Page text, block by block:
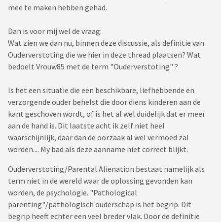
mee te maken hebben gehad.
Dan is voor mij wel de vraag:
Wat zien we dan nu, binnen deze discussie, als definitie van
Ouderverstoting die we hier in deze thread plaatsen? Wat
bedoelt Vrouw85 met de term "Ouderverstoting" ?
Is het een situatie die een beschikbare, liefhebbende en
verzorgende ouder behelst die door diens kinderen aan de
kant geschoven wordt, of is het al wel duidelijk dat er meer
aan de hand is. Dit laatste acht ik zelf niet heel
waarschijnlijk, daar dan de oorzaak al wel vermoed zal
worden.... My bad als deze aanname niet correct blijkt.
Ouderverstoting/Parental Alienation bestaat namelijk als
term niet in de wereld waar de oplossing gevonden kan
worden, de psychologie. "Pathological
parenting"/pathologisch ouderschap is het begrip. Dit
begrip heeft echter een veel breder vlak. Door de definitie